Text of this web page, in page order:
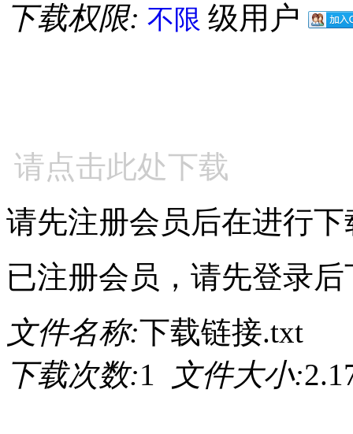
下载权限: 不限 级用户
请点击此处下载
请先注册会员后在进行下
已注册会员，请先登录后
文件名称:下载链接.txt
下载次数:1 文件大小: